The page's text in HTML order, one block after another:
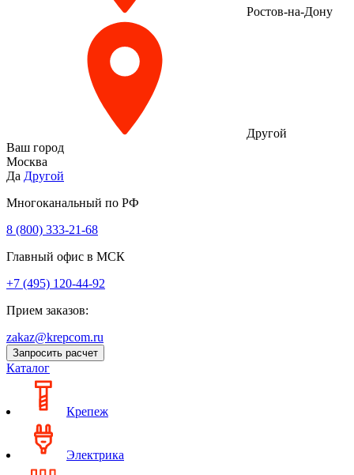
Ростов-на-Дону
Другой
Ваш город
Москва
Да Другой
Многоканальный по РФ
8 (800) 333‑21-68
Главный офис в МСК
+7 (495) 120-44-92
Прием заказов:
zakaz@krepcom.ru
Запросить расчет
Каталог
Крепеж
Электрика